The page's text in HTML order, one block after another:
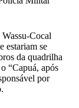
Cocal
estariam se
da quadrilha
“Capuá, após
por